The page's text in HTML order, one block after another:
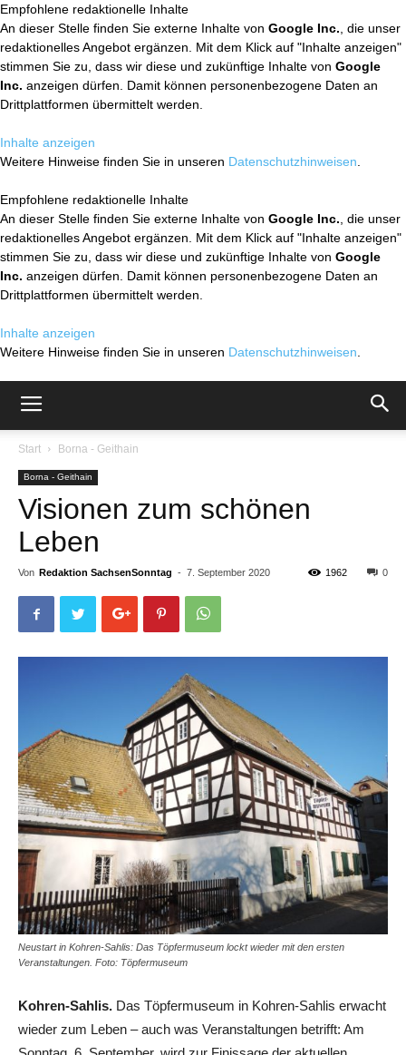
Empfohlene redaktionelle Inhalte
An dieser Stelle finden Sie externe Inhalte von Google Inc. , die unser
redaktionelles Angebot ergänzen. Mit dem Klick auf "Inhalte anzeigen"
stimmen Sie zu, dass wir diese und zukünftige Inhalte von Google
Inc. anzeigen dürfen. Damit können personenbezogene Daten an
Drittplattformen übermittelt werden.
Inhalte anzeigen
Weitere Hinweise finden Sie in unseren Datenschutzhinweisen
Empfohlene redaktionelle Inhalte
An dieser Stelle finden Sie externe Inhalte von Google Inc. , die unser
redaktionelles Angebot ergänzen. Mit dem Klick auf "Inhalte anzeigen"
stimmen Sie zu, dass wir diese und zukünftige Inhalte von Google
Inc. anzeigen dürfen. Damit können personenbezogene Daten an
Drittplattformen übermittelt werden.
Inhalte anzeigen
Weitere Hinweise finden Sie in unseren Datenschutzhinweisen
Start Borna - Geithain
Borna - Geithain
Visionen zum schönen
Leben
Von Redaktion SachsenSonntag - 7. September 2020 0
1962
Neustart in Kohren-Sahlis: Das Töpfermuseum lockt wieder mit den ersten
Veranstaltungen. Foto: Töpfermuseum
Kohren-Sahlis. Das Töpfermuseum in Kohren-Sahlis erwacht
wieder zum Leben – auch was Veranstaltungen betrifft: Am